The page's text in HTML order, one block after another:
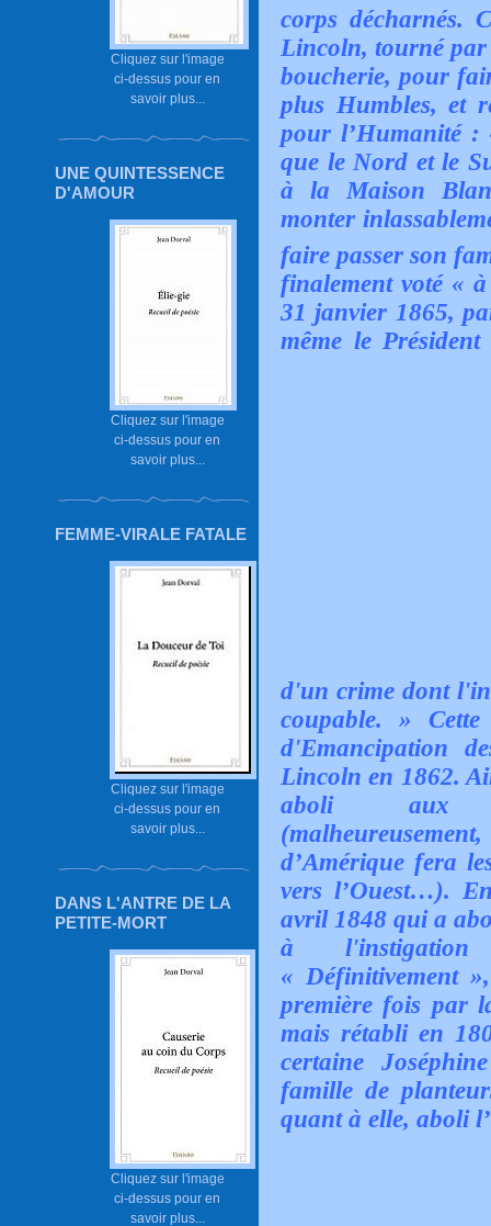
Cliquez sur l'image
ci-dessus pour en
savoir plus...
UNE QUINTESSENCE
D'AMOUR
Cliquez sur l'image
ci-dessus pour en
savoir plus...
FEMME-VIRALE FATALE
Cliquez sur l'image
ci-dessus pour en
savoir plus...
DANS L'ANTRE DE LA
PETITE-MORT
Cliquez sur l'image
ci-dessus pour en
savoir plus...
corps décharnés.
Lincoln, tourné par
boucherie, pour
plus Humbles, et
pour l’Humanité
que le Nord et le
à la Maison
monter
faire passer son
finalement voté «
31 janvier 1865,
même le
d'un crime dont
coupable. »
d'Emancipation
Lincoln en 1862.
aboli aux
d’Amérique fera
vers l’Ouest…).
avril 1848 qui a
à
« Définitivement
première fois par
mais rétabli en
certaine
famille de
quant à elle, aboli